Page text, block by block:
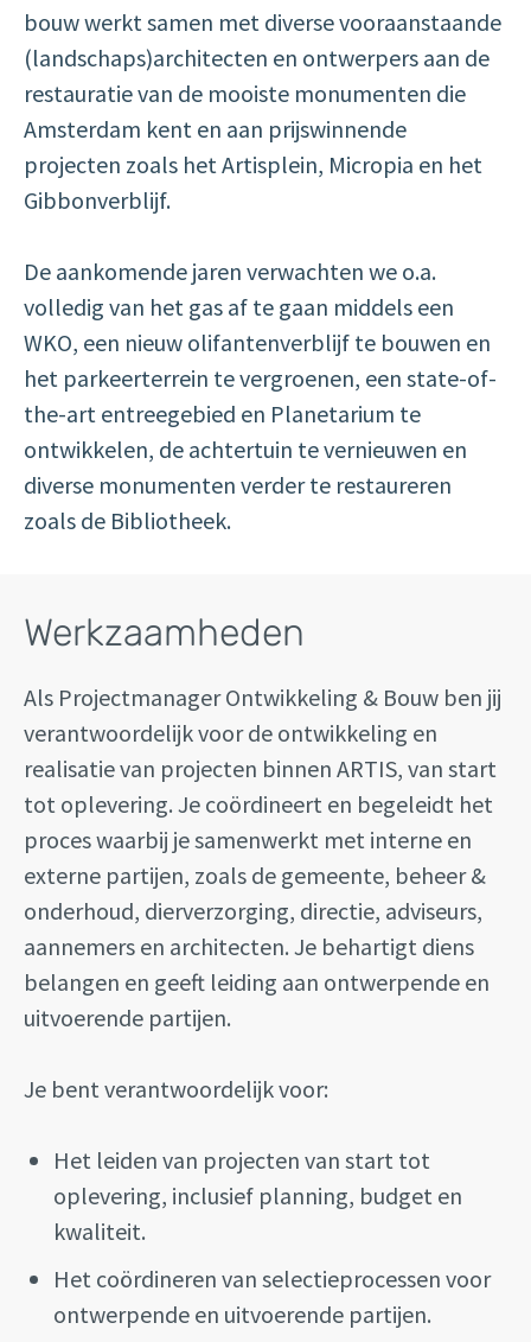
bouw werkt samen met diverse vooraanstaande
(landschaps)architecten en ontwerpers aan de
restauratie van de mooiste monumenten die
Amsterdam kent en aan prijswinnende
projecten zoals het Artisplein, Micropia en het
Gibbonverblijf.
De aankomende jaren verwachten we o.a.
volledig van het gas af te gaan middels een
WKO, een nieuw olifantenverblijf te bouwen en
het parkeerterrein te vergroenen, een state-of-
the-art entreegebied en Planetarium te
ontwikkelen, de achtertuin te vernieuwen en
diverse monumenten verder te restaureren
zoals de Bibliotheek.
Werkzaamheden
Als Projectmanager Ontwikkeling & Bouw ben jij
verantwoordelijk voor de ontwikkeling en
realisatie van projecten binnen ARTIS, van start
tot oplevering. Je coördineert en begeleidt het
proces waarbij je samenwerkt met interne en
externe partijen, zoals de gemeente, beheer &
onderhoud, dierverzorging, directie, adviseurs,
aannemers en architecten. Je behartigt diens
belangen en geeft leiding aan ontwerpende en
uitvoerende partijen.
Je bent verantwoordelijk voor:
Het leiden van projecten van start tot
oplevering, inclusief planning, budget en
kwaliteit.
Het coördineren van selectieprocessen voor
ontwerpende en uitvoerende partijen.